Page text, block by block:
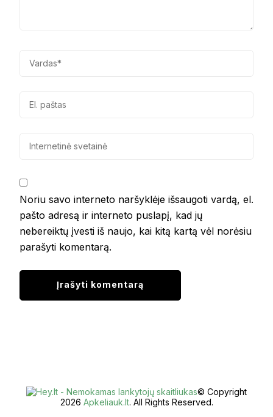
Noriu savo interneto naršyklėje išsaugoti vardą, el.
pašto adresą ir interneto puslapį, kad jų
nebereiktų įvesti iš naujo, kai kitą kartą vėl norėsiu
parašyti komentarą.
© Copyright
2026 Apkeliauk.lt. All Rights Reserved.